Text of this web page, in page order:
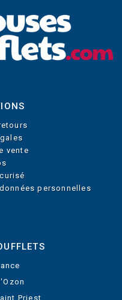
vente
personnelles
Priest